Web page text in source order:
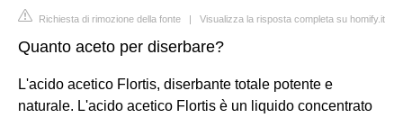
Richiesta di rimozione della fonte | Visualizza la risposta completa su homify.it
Quanto aceto per diserbare?
L'acido acetico Flortis, diserbante totale potente e
naturale. L'acido acetico Flortis è un liquido concentrato